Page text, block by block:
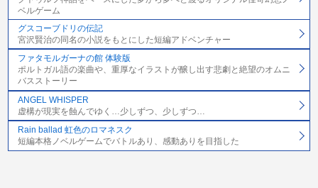
ベルゲーム
グスコーブドリの伝記
宮沢賢治の同名の小説をもとにした短編アドベンチャー
ファタモルガーナの館 体験版
ポルトガル語の楽曲や、重厚なイラストが醸し出す悲劇と絶望のオムニ
バスストーリー
ANGEL WHISPER
虚構が現実を蝕んでゆく…少しずつ、少しずつ…
Rain ballad 虹色のロマネスク
短編本格ノベルゲームでバトルあり、感動ありを目指した